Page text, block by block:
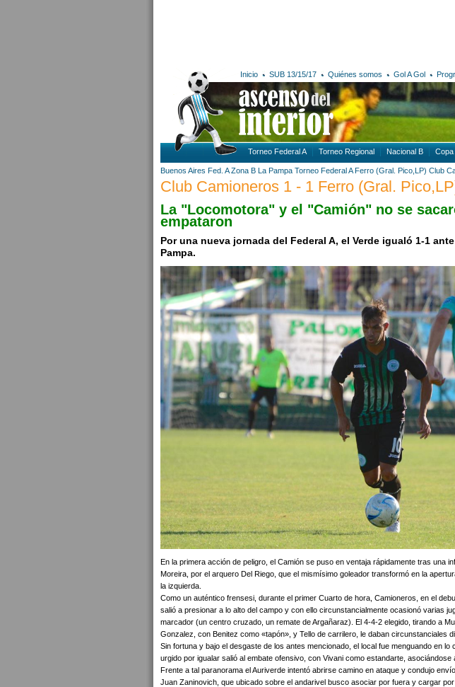
Inicio SUB 13/15/17 Quiénes somos Gol A Gol
Torneo Federal A Torneo Regional Nacional B Copa
Buenos Aires Fed. A Zona B La Pampa Torneo Federal A Ferro (Gral. Pico,LP) Club
Club Camioneros 1 - 1 Ferro (Gral.
La "Locomotora" y el "Camión" no se
empataron
Por una nueva jornada del Federal A, el Verde igualó 1-1
Pampa.
En la primera acción de peligro, el Camión se puso en ventaja rápidamente tras una
Moreira, por el arquero Del Riego, que el mismísimo goleador transformó en la
la izquierda.
Como un auténtico frensesi, durante el primer Cuarto de hora, Camioneros, en el
salió a presionar a lo alto del campo y con ello circunstancialmente ocasionó varias
marcador (un centro cruzado, un remate de Argañaraz). El 4-4-2 elegido, tirando a
Gonzalez, con Benitez como «tapón», y Tello de carrilero, le daban circunstanciales
Sin fortuna y bajo el desgaste de los antes mencionado, el local fue menguando en lo
urgido por igualar salió al embate ofensivo, con Vivani como estandarte, asociándose
Frente a tal paranorama el Auriverde intentó abrirse camino en ataque y condujo
Juan Zaninovich, que ubicado sobre el andarivel busco asociar por fuera y cargar